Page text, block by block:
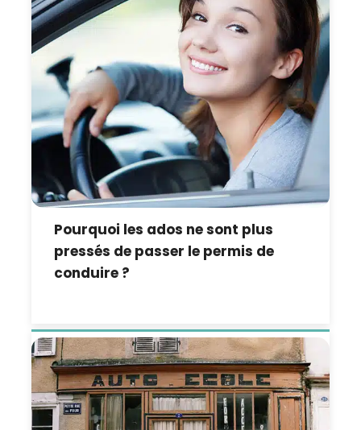
Pourquoi les ados ne sont plus
pressés de passer le permis de
conduire ?